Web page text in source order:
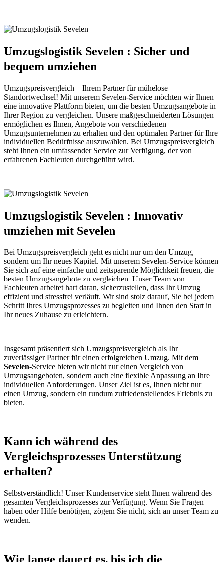
Umzugslogistik Sevelen : Sicher und
bequem umziehen
Umzugspreisvergleich – Ihrem Partner für mühelose
Standortwechsel! Mit unserem Sevelen-Service möchten wir Ihnen
eine innovative Plattform bieten, um die besten Umzugsangebote in
Ihrer Region zu vergleichen. Unsere maßgeschneiderten Lösungen
ermöglichen es Ihnen, Angebote von verschiedenen
Umzugsunternehmen zu erhalten und den optimalen Partner für Ihre
individuellen Bedürfnisse auszuwählen. Bei Umzugspreisvergleich
steht Ihnen ein umfassender Service zur Verfügung, der von
erfahrenen Fachleuten durchgeführt wird.
Umzugslogistik Sevelen : Innovativ
umziehen mit Sevelen
Bei Umzugspreisvergleich geht es nicht nur um den Umzug,
sondern um Ihr neues Kapitel. Mit unserem Sevelen-Service können
Sie sich auf eine einfache und zeitsparende Möglichkeit freuen, die
besten Umzugsangebote zu vergleichen. Unser Team von
Fachleuten arbeitet hart daran, sicherzustellen, dass Ihr Umzug
effizient und stressfrei verläuft. Wir sind stolz darauf, Sie bei jedem
Schritt Ihres Umzugsprozesses zu begleiten und Ihnen den Start in
Ihr neues Zuhause zu erleichtern.
Insgesamt präsentiert sich Umzugspreisvergleich als Ihr
zuverlässiger Partner für einen erfolgreichen Umzug. Mit dem
Sevelen-Service bieten wir nicht nur einen Vergleich von
Umzugsangeboten, sondern auch eine flexible Anpassung an Ihre
individuellen Anforderungen. Unser Ziel ist es, Ihnen nicht nur
einen Umzug, sondern ein rundum zufriedenstellendes Erlebnis zu
bieten.
Kann ich während des
Vergleichsprozesses Unterstützung
erhalten?
Selbstverständlich! Unser Kundenservice steht Ihnen während des
gesamten Vergleichsprozesses zur Verfügung. Wenn Sie Fragen
haben oder Hilfe benötigen, zögern Sie nicht, sich an unser Team zu
wenden.
Wie lange dauert es, bis ich die